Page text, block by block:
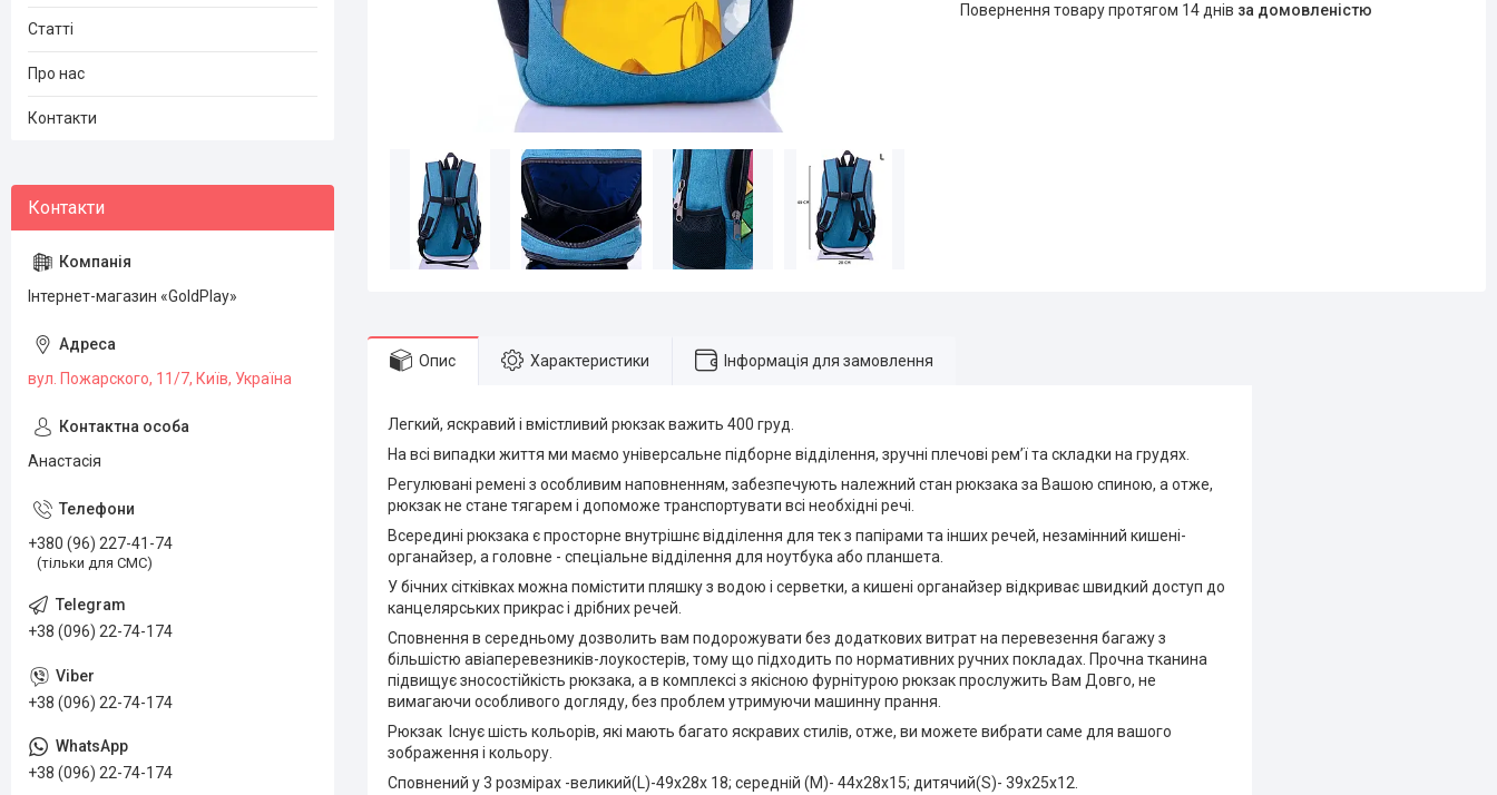
повернення товару протягом 14 днів за домовленістю
Опис Характеристики Інформація для замовлення
Легкий, яскравий і вмістливий рюкзак важить 400 груд.
На всі випадки життя ми маємо універсальне підборне відділення, зручні плечові рем’ї та складки на грудях.
Регулювані ремені з особливим наповненням, забезпечують належний стан рюкзака за Вашою спиною, а отже,
рюкзак не стане тягарем і допоможе транспортувати всі необхідні речі.
Всередині рюкзака є просторне внутрішнє відділення для тек з папірами та інших речей, незамінний кишені-
органайзер, а головне - спеціальне відділення для ноутбука або планшета.
У бічних сітківках можна помістити пляшку з водою і серветки, а кишені органайзер відкриває швидкий доступ до
канцелярських прикрас і дрібних речей.
Сповнення в середньому дозволить вам подорожувати без додаткових витрат на перевезення багажу з
більшістю авіаперевезників-лоукостерів, тому що підходить по нормативних ручних покладах. Прочна тканина
підвищує зносостійкість рюкзака, а в комплексі з якісною фурнітурою рюкзак прослужить Вам Довго, не
вимагаючи особливого догляду, без проблем утримуючи машинну прання.
Рюкзак Існує шість кольорів, які мають багато яскравих стилів, отже, ви можете вибрати саме для вашого
зображення і кольору.
Сповнений у 3 розмірах -великий(L)-49х28х 18; середній (M)- 44х28х15; дитячий(S)- 39х25х12.
Статті
Про нас
Контакти
Інтернет-магазин «GoldPlay»
вул. Пожарского, 11/7, Київ, Україна
Анастасія
+380 (96) 227-41-74
(тільки для СМС)
+38 (096) 22-74-174
+38 (096) 22-74-174
+38 (096) 22-74-174